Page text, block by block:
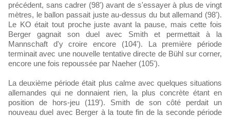
précédent, sans cadrer (98') avant de s'essayer à plus de vingt
mètres, le ballon passait juste au-dessus du but allemand (98').
Le KO était tout proche juste avant la pause, mais cette fois
Berger gagnait son duel avec Smith et permettait à la
Mannschaft d'y croire encore (104'). La première période
terminait avec une nouvelle tentative directe de Bühl sur corner,
encore une fois repoussée par Naeher (105').
La deuxième période était plus calme avec quelques situations
allemandes qui ne donnaient rien, la plus concrète étant en
position de hors-jeu (119'). Smith de son côté perdait un
nouveau duel avec Berger à la toute fin de la seconde période